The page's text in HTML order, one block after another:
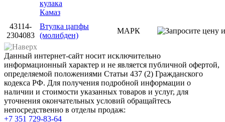
кулака
Камаз
43114-
2304083
Втулка цапфы
(молибден)
МАРК
Данный интернет-сайт носит исключительно
информационный характер и не является публичной офертой,
определяемой положениями Статьи 437 (2) Гражданского
кодекса РФ. Для получения подробной информации о
наличии и стоимости указанных товаров и услуг, для
уточнения окончательных условий обращайтесь
непосредственно в отделы продаж:
+7 351 729-83-64